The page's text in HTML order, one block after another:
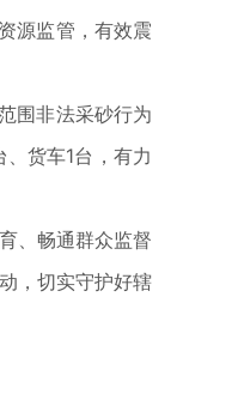
源监管，有效震
围非法采砂行为
货车1台，有力
、畅通群众监督
，切实守护好辖